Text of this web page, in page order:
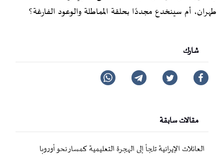
طهران، أم سينخدع مجددًا بحلقة المماطلة والوعود الفارغة؟
شارك
مقالات سابقة
العائلات الإيرانية تلجأ إلى الهجرة التعليمية كمسار نحو أوروبا